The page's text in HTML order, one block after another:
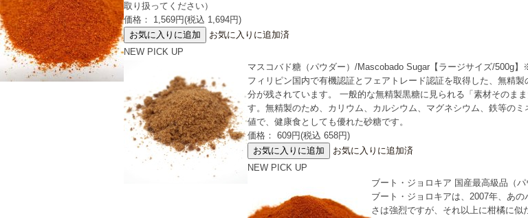
取り扱ってください）
価格： 1,569円(税込 1,694円)
お気に入りに追加済
NEW PICK UP
マスコバド糖（パウダー）/Mascobado Sugar【ラージサイズ/500g
フィリピン国内で有機認証とフェアトレード認証を取得した、無精
分が残されています。 一般的な無精製黒糖に見られる「素材そのま
す。無精製のため、カリウム、カルシウム、マグネシウム、鉄等の
値で、健康食としても優れた砂糖です。
価格： 609円(税込 658円)
お気に入りに追加済
NEW PICK UP
ブート・ジョロキア 国産最高級品（
ブート・ジョロキアは、2007年、あ
さは強烈ですが、それ以上に柑橘に